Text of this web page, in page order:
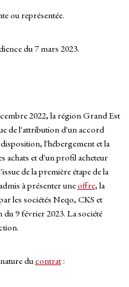
ou représentée.
du 7 mars 2023.
2022, la région Grand Est
de l'attribution d'un accord
l'hébergement et la
achats et d'un profil acheteur
de la première étape de la
à présenter uneoffre, la
les sociétés Neqo, CKS et
du 9 février 2023. La société
ducontrat: